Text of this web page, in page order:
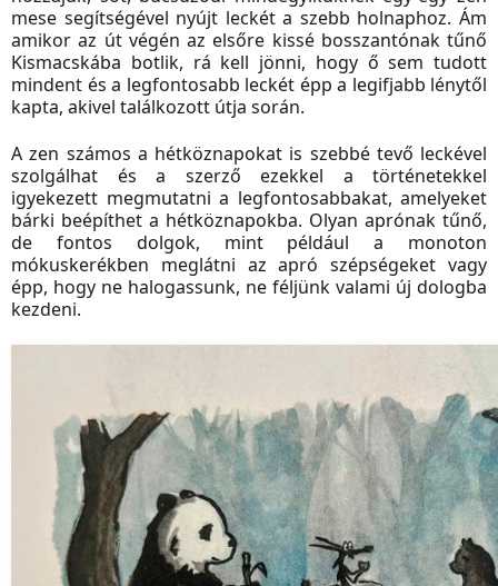
mese segítségével nyújt leckét a szebb holnaphoz. Ám
amikor az út végén az elsőre kissé bosszantónak tűnő
Kismacskába botlik, rá kell jönni, hogy ő sem tudott
mindent és a legfontosabb leckét épp a legifjabb lénytől
kapta, akivel találkozott útja során.
A zen számos a hétköznapokat is szebbé tevő leckével
szolgálhat és a szerző ezekkel a történetekkel
igyekezett megmutatni a legfontosabbakat, amelyeket
bárki beépíthet a hétköznapokba. Olyan aprónak tűnő,
de fontos dolgok, mint például a monoton
mókuskerékben meglátni az apró szépségeket vagy
épp, hogy ne halogassunk, ne féljünk valami új dologba
kezdeni.